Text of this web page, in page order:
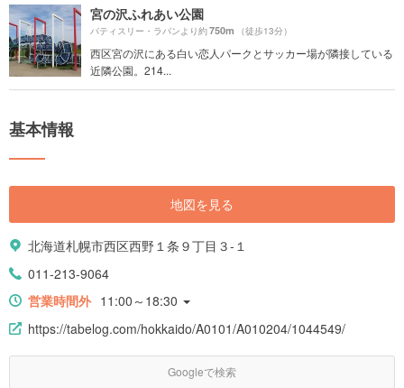
宮の沢ふれあい公園
パティスリー・ラパンより約750m （徒歩13分）
西区宮の沢にある白い恋人パークとサッカー場が隣接している
近隣公園。214...
基本情報
地図を見る
北海道札幌市西区西野１条９丁目３-１
011-213-9064
営業時間外 11:00～18:30
https://tabelog.com/hokkaido/A0101/A010204/1044549/
Googleで検索